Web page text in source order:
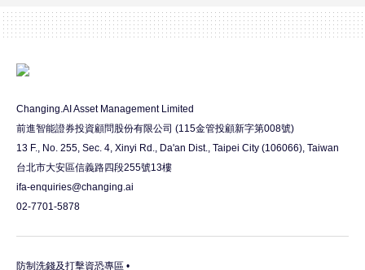
機
非
資
等
級
債
券
基
金-
月
行注意事項」及其他金管會及中央銀行所訂之相關 規定,如因
匯、遠期外匯交易、無本金交割遠期外匯(不含新臺幣與外幣間
關商品,以規避匯率風險,並應符合中華民國中央銀行及金 管會
之相關規定,如因有關法令或相關規定修正者,從其規定。
Changing.AI Asset Management Limited
前進智能證券投資顧問股份有限公司 (115金管投顧新字第008號)
13 F., No. 255, Sec. 4, Xinyi Rd., Da'an Dist., Taipei City (106066), Taiwan
台北市大安區信義路四段255號13樓
ifa-enquiries@changing.ai
02-7701-5878
防制洗錢及打擊資恐專區 •